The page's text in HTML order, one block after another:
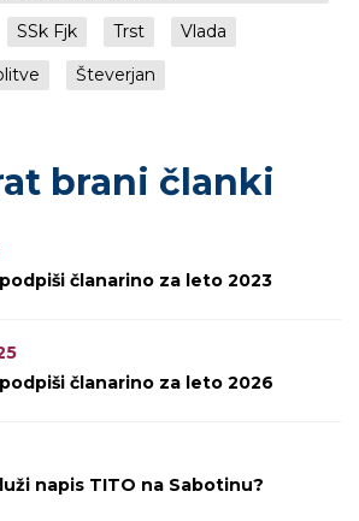
SSk Fjk Trst
Vlada
Števerjan
brani članki
članarino za leto 2023
članarino za leto 2026
napis TITO na Sabotinu?